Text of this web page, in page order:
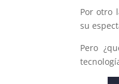
Por otro
su
Pero